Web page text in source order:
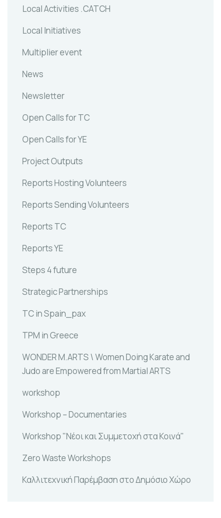
Local Activities .CATCH
Local Initiatives
Multiplier event
News
Newsletter
Open Calls for TC
Open Calls for YE
Project Outputs
Reports Hosting Volunteers
Reports Sending Volunteers
Reports TC
Reports YE
Steps 4 future
Strategic Partnerships
TC in Spain_pax
TPM in Greece
WONDER M.ARTS \ Women Doing Karate and
Judo are Empowered from Martial ARTS
workshop
Workshop – Documentaries
Workshop "Νέοι και Συμμετοχή στα Κοινά"
Zero Waste Workshops
Καλλιτεχνική Παρέμβαση στο Δημόσιο Χώρο